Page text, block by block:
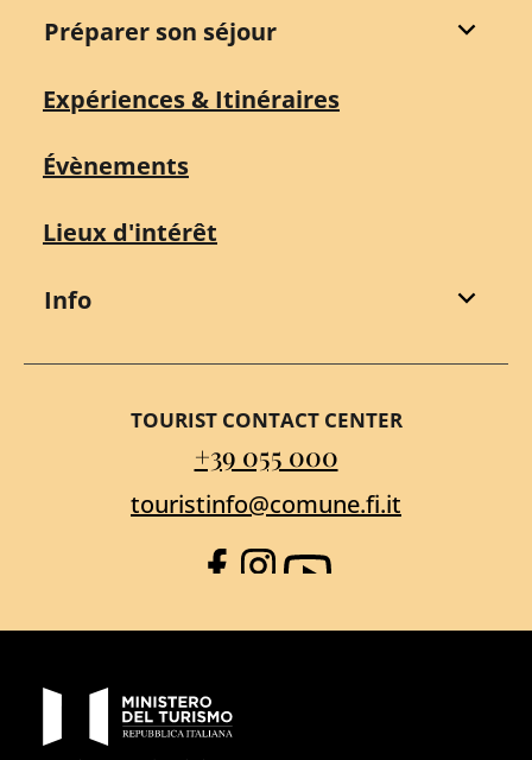
Préparer son séjour
Expériences & Itinéraires
Évènements
Lieux d'intérêt
Info
TOURIST CONTACT CENTER
+39 055 000
touristinfo@comune.fi.it
Facebook
Instagram
YouTube